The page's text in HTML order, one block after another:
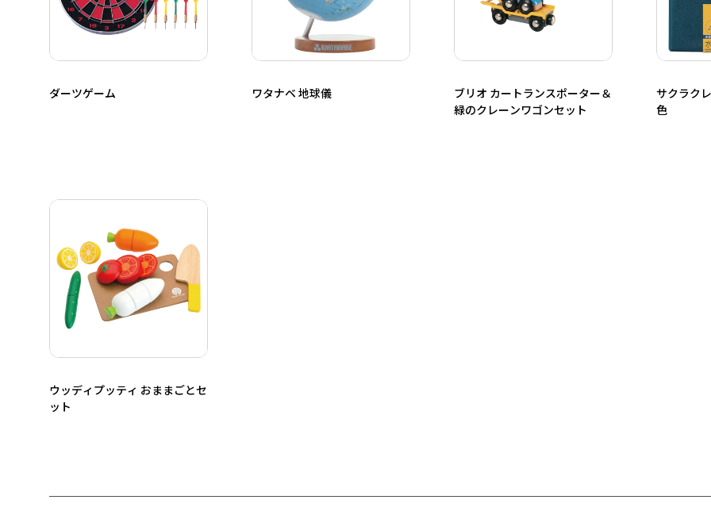
ダーツゲーム ワタナベ 地球儀
ブリオ カートランスポーター＆
緑のクレーンワゴンセット
サクラク
色
ウッディプッティ おままごとセ
ット